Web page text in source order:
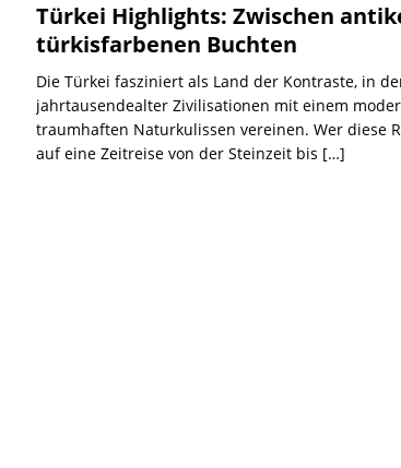
Türkei Highlights: Zwischen
türkisfarbenen Buchten
Die Türkei fasziniert als Land der Kontraste, in
jahrtausendealter Zivilisationen mit einem
traumhaften Naturkulissen vereinen. Wer diese
auf eine Zeitreise von der Steinzeit bis […]